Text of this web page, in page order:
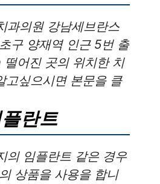
과의원 강남세브란스
구 양재역 인근 5번 출
어진 곳의 위치한 치
고싶으시면 본문을 클
란트
의 임플란트 같은 경우
상품을 사용을 합니